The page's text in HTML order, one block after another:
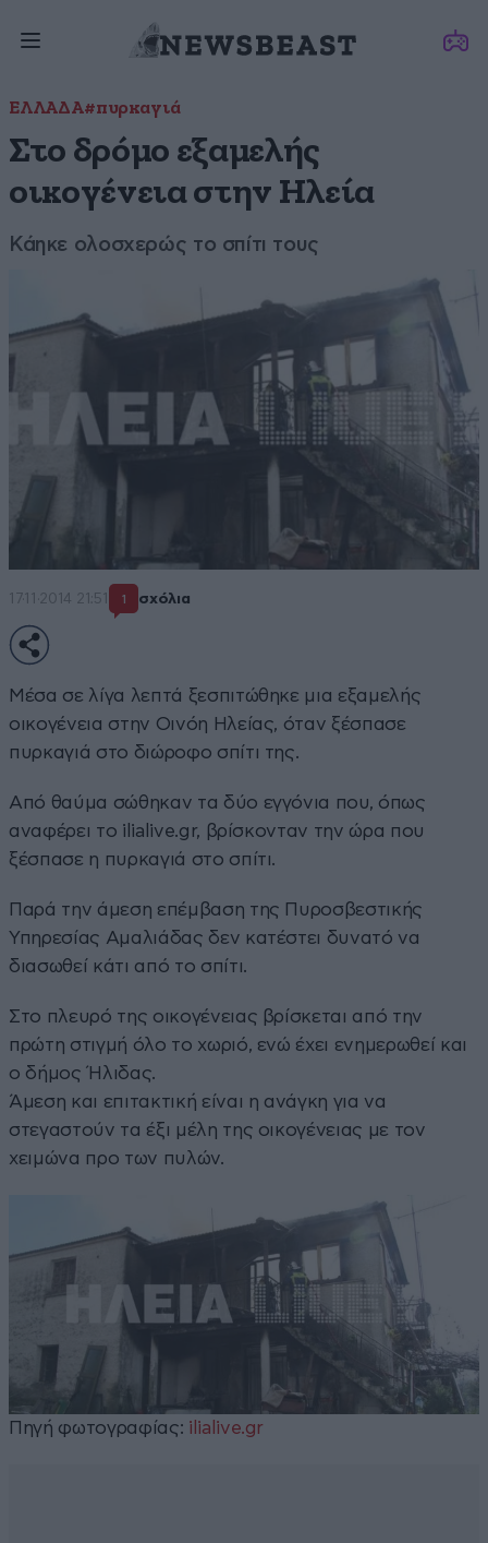
ΕΛΛΑΔΑ#πυρκαγιά
Στο δρόμο εξαμελής
οικογένεια στην Ηλεία
Κάηκε ολοσχερώς το σπίτι τους
17·11·2014 21:51 1 σχόλια
Μέσα σε λίγα λεπτά ξεσπιτώθηκε μια εξαμελής
οικογένεια στην Οινόη Ηλείας, όταν ξέσπασε
πυρκαγιά στο διώροφο σπίτι της.
Από θαύμα σώθηκαν τα δύο εγγόνια που, όπως
αναφέρει το ilialive.gr, βρίσκονταν την ώρα που
ξέσπασε η πυρκαγιά στο σπίτι.
Παρά την άμεση επέμβαση της Πυροσβεστικής
Υπηρεσίας Αμαλιάδας δεν κατέστει δυνατό να
διασωθεί κάτι από το σπίτι.
Στο πλευρό της οικογένειας βρίσκεται από την
πρώτη στιγμή όλο το χωριό, ενώ έχει ενημερωθεί και
ο δήμος Ήλιδας.
Άμεση και επιτακτική είναι η ανάγκη για να
στεγαστούν τα έξι μέλη της οικογένειας με τον
χειμώνα προ των πυλών.
Πηγή φωτογραφίας: ilialive.gr